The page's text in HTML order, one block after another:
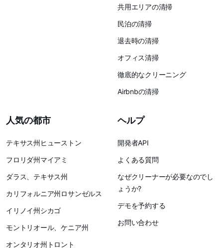
共用エリアの清掃
民泊の清掃
退去時の清掃
オフィス清掃
徹底的なクリーニング
Airbnbの清掃
人気の都市
テキサス州ヒューストン
フロリダ州マイアミ
ダラス、テキサス州
カリフォルニア州ロサンゼルス
イリノイ州シカゴ
モントリオール、ケニア州
オンタリオ州トロント
ヘルプ
開発者API
よくある質問
なぜクリーナーが必要なのでし
ょうか?
デモを予約する
お問い合わせ